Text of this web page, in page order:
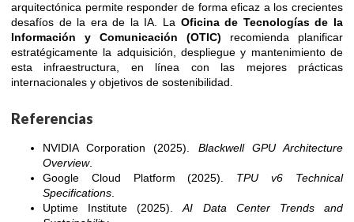
arquitectónica permite responder de forma eficaz a los crecientes
desafíos de la era de la IA. La Oficina de Tecnologías de la
Información y Comunicación (OTIC) recomienda planificar
estratégicamente la adquisición, despliegue y mantenimiento de
esta infraestructura, en línea con las mejores prácticas
internacionales y objetivos de sostenibilidad.
Referencias
NVIDIA Corporation (2025). Blackwell GPU Architecture
Overview.
Google Cloud Platform (2025). TPU v6 Technical
Specifications.
Uptime Institute (2025).AI Data Center Trends and